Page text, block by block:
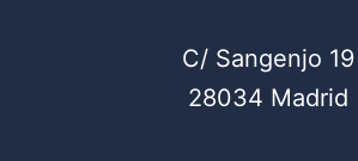
C/ Sangenjo 19
28034 Madrid